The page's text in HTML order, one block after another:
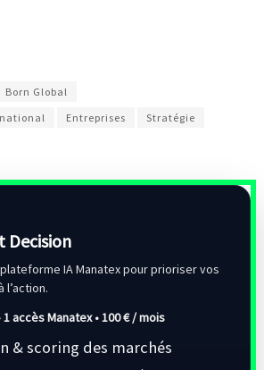
Born Global
Entreprises
Stratégie
Decision
IA Manatex pour prioriser vos
l’action.
accès Manatex •100 € / mois
& scoring des marchés